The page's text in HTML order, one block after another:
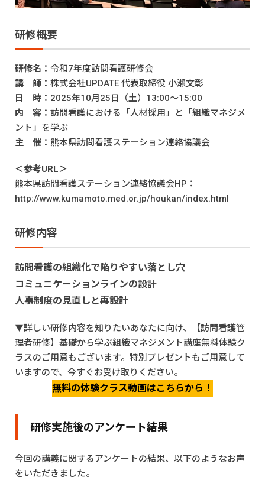
研修概要
研修名： 令和7年度訪問看護研修会
講 師： 株式会社UPDATE 代表取締役 小瀨文彰
日 時： 2025年10月25日（土）13:00～15:00
内 容： 訪問看護における「人材採用」と「組織マネジメ
ント」を学ぶ
主 催： 熊本県訪問看護ステーション連絡協議会
＜参考URL＞
熊本県訪問看護ステーション連絡協議会HP：
http://www.kumamoto.med.or.jp/houkan/index.html
研修内容
訪問看護の組織化で陥りやすい落とし穴
コミュニケーションラインの設計
人事制度の見直しと再設計
▼詳しい研修内容を知りたいあなたに向け、
【訪問看護管
理者研修】基礎から学ぶ組織マネジメント講座無料体験ク
ラスのご用意もございます。特別プレゼントもご用意して
いますので、今すぐお受け取りください。
無料の体験クラス動画はこちらから！
研修実施後のアンケート結果
今回の講義に関するアンケートの結果、以下のようなお声
をいただきました。